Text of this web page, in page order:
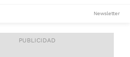
ACCESO FULL - $1.800/MES
Newsletter